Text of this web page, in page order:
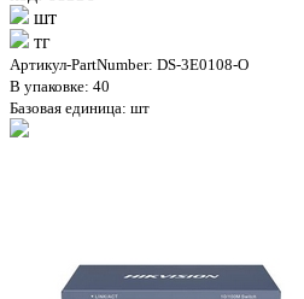
шт
тг
Артикул-PartNumber: DS-3E0108-O
В упаковке: 40
Базовая единица: шт